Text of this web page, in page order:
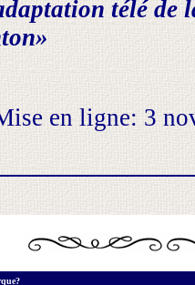
télé de
en ligne: 3